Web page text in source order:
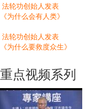
法轮功创始人发表
《为什么会有人类》
法轮功创始人发表
《为什么要救度众生》
重点视频系列